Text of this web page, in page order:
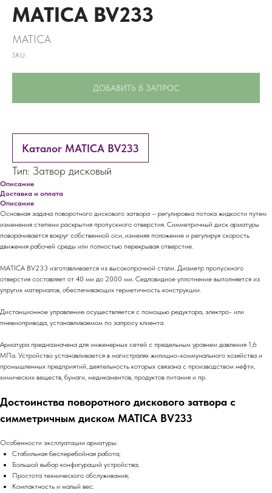
MATICA BV233
MATICA
SKU:
ДОБАВИТЬ В ЗАПРОС
Каталог MATICA BV233
Тип: Затвор дисковый
Описание
Доставка и оплата
Описание
Основная задача поворотного дискового затвора – регулировка потока жидкости путем
изменения степени раскрытия пропускного отверстия. Симметричный диск арматуры
поворачивается вокруг собственной оси, изменяя положение и регулируя скорость
движения рабочей среды или полностью перекрывая отверстие.
MATICA BV233 изготавливается из высокопрочной стали. Диаметр пропускного
отверстия составляет от 40 мм до 2000 мм. Седловидное уплотнение выполняется из
упругих материалов, обеспечивающих герметичность конструкции.
Дистанционное управление осуществляется с помощью редуктора, электро- или
пневмопривода, устанавливаемом по запросу клиента.
Арматура предназначена для инженерных сетей с предельным уровнем давления 1,6
МПа. Устройство устанавливается в магистралях жилищно-коммунального хозяйства и
промышленных предприятий, деятельность которых связана с производством нефти,
химических веществ, бумаги, медикаментов, продуктов питания и пр.
Достоинства поворотного дискового затвора с
симметричным диском MATICA BV233
Особенности эксплуатации арматуры:
Стабильная бесперебойная работа;
Большой выбор конфигураций устройства;
Простота технического обслуживания;
Компактность и малый вес.